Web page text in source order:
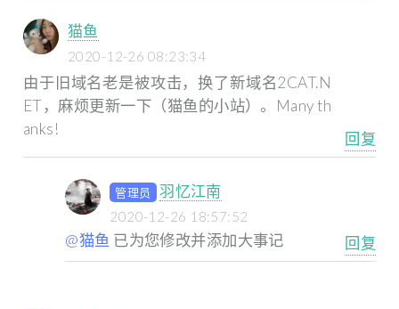
猫鱼
2020-12-26 08:23:34
由于旧域名老是被攻击，换了新域名2CAT.N
ET，麻烦更新一下（猫鱼的小站）。Many th
anks!
回复
管理员 羽忆江南
2020-12-26 18:57:52
@猫鱼 已为您修改并添加大事记 回复